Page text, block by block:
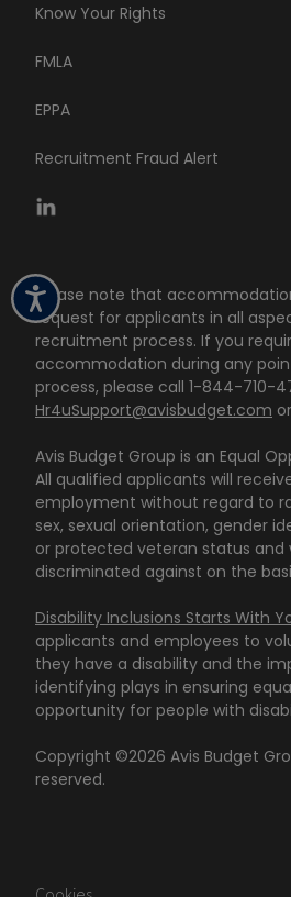
Know Your Rights
FMLA
EPPA
Recruitment Fraud Alert
Please note that
request for applicants in all
recruitment process. If you
accommodation during any
process, please call 1-844-710-
Hr4uSupport@avisbudget.com
Avis Budget Group is an Equal
All qualified applicants will
employment without regard to
sex, sexual orientation, gender
or protected veteran status and
discriminated against on the
Disability Inclusions Starts With
applicants and employees to
they have a disability and the
identifying plays in ensuring
opportunity for people with
Copyright ©2026 Avis Budget
reserved.